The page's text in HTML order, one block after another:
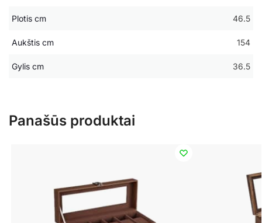
Plotis cm 46.5
Aukštis cm 154
Gylis cm 36.5
Panašūs produktai